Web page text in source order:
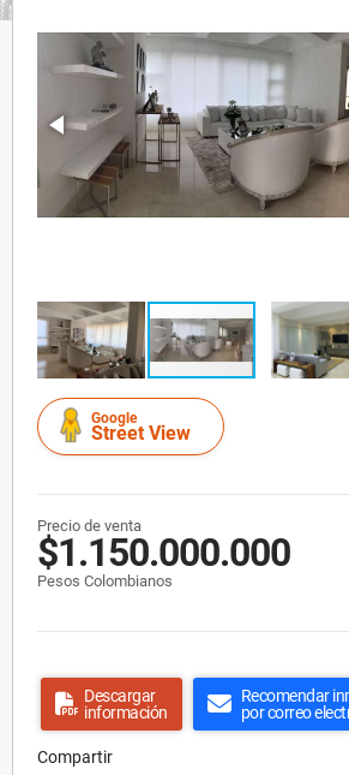
Google
Street View
Precio de venta
$1.150.000.000
Pesos Colombianos
Descargar
información
Recomendar
por correo
Compartir